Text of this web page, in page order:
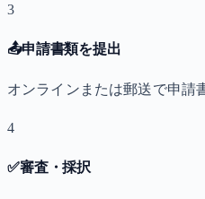
3
📤申請書類を提出
オンラインまたは郵送で申請
4
✅審査・採択